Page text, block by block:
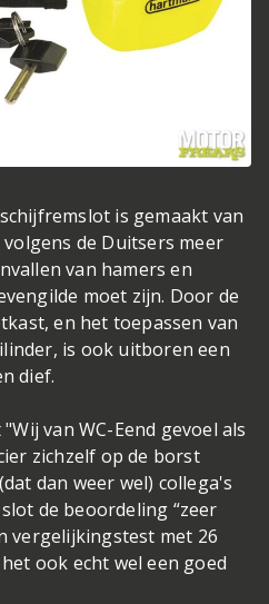
is gemaakt van
de Duitsers meer
van hamers en
moet zijn. Door de
en het toepassen van
is ook uitboren een
dief.
van WC-Eend gevoel als
zichzelf op de borst
dan weer wel) collega's
de beoordeling “zeer
vergelijkingstest met 26
ook echt wel een goed